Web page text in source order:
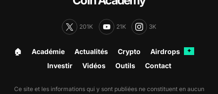
201K 21K 3K
🏠︎ Académie Actualités Crypto Airdrops ✦
Investir Vidéos Outils Contact
Ce site et les informations qui y sont publiées ne constituent en aucun